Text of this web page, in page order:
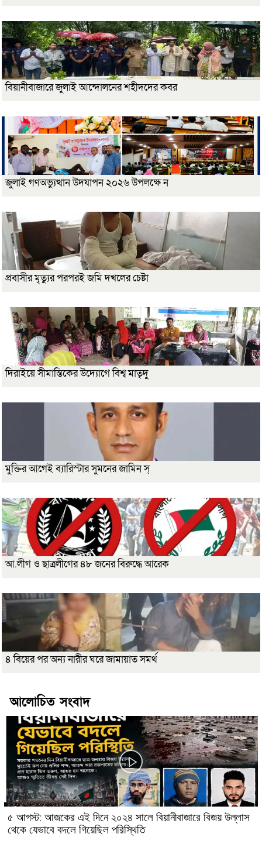
বিয়ানীবাজারে জুলাই আন্দোলনের শহীদদের কবর
জুলাই গণঅভ্যুত্থান উদযাপন ২০২৬ উপলক্ষে ন
প্রবাসীর মৃত্যুর পরপরই জমি দখলের চেষ্টা
দিরাইয়ে সীমান্তিকের উদ্যোগে বিশ্ব মাতৃদু
মুক্তির আগেই ব্যারিস্টার সুমনের জামিন স্
আ.লীগ ও ছাত্রলীগের ৪৮ জনের বিরুদ্ধে আরেক
৪ বিয়ের পর অন্য নারীর ঘরে জামায়াত সমর্থ
আলোচিত সংবাদ
৫ আগস্ট: আজকের এই দিনে ২০২৪ সালে বিয়ানীবাজারে বিজয় উল্লাস
থেকে যেভাবে বদলে গিয়েছিল পরিস্থিতি